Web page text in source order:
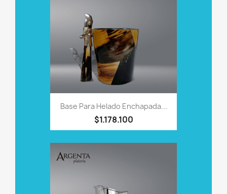
Base Para Helado Enchapada...
$1.178.100